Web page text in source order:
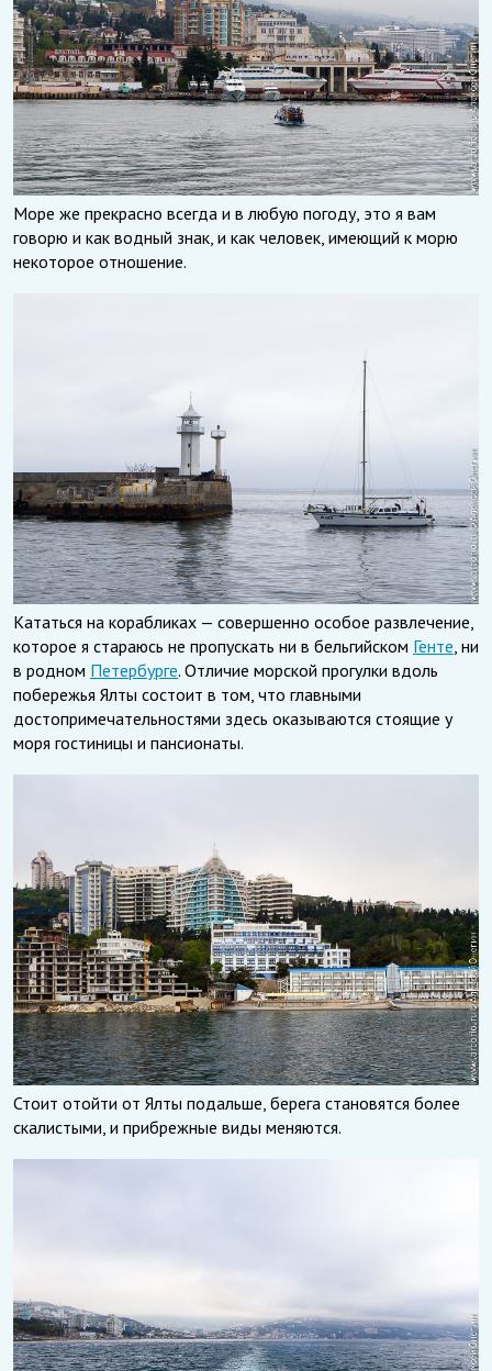
Море же прекрасно всегда и в любую погоду, это я вам
говорю и как водный знак, и как человек, имеющий к морю
некоторое отношение.
Кататься на корабликах — совершенно особое развлечение,
которое я стараюсь не пропускать ни в бельгийском Генте , ни
в родном Петербурге. Отличие морской прогулки вдоль
побережья Ялты состоит в том, что главными
достопримечательностями здесь оказываются стоящие у
моря гостиницы и пансионаты.
Стоит отойти от Ялты подальше, берега становятся более
скалистыми, и прибрежные виды меняются.